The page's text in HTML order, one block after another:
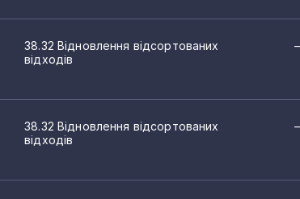
38.32 Відновлення відсортованих
відходів
–
38.32 Відновлення відсортованих
відходів
–